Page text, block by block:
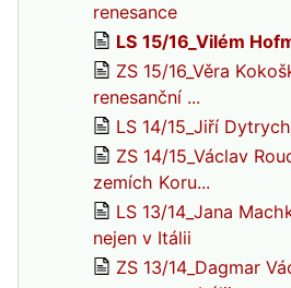
renesance
LS 15/16_Vilém
ZS 15/16_Věra
renesanční ...
LS 14/15_Jiří
ZS 14/15_Václav
zemích Koru...
LS 13/14_Jana
nejen v Itálii
ZS 13/14_Dagmar